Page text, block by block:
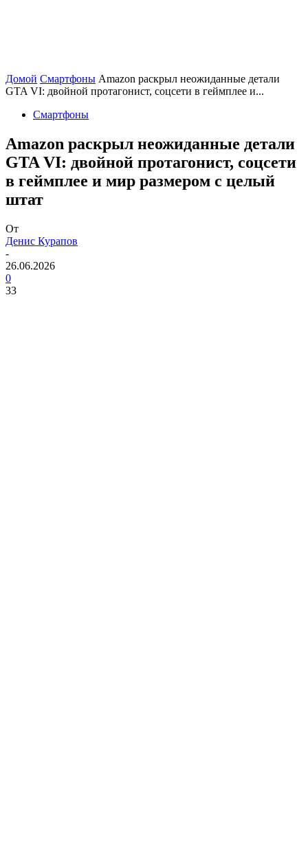
Домой Смартфоны Amazon раскрыл неожиданные детали
GTA VI: двойной протагонист, соцсети в геймплее и...
Смартфоны
Amazon раскрыл неожиданные детали
GTA VI: двойной протагонист, соцсети
в геймплее и мир размером с целый
штат
От
Денис Курапов
-
26.06.2026
0
33